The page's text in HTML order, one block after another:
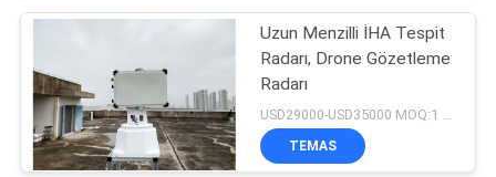
Uzun Menzilli İHA Tespit
Radarı, Drone Gözetleme
Radarı
TEMAS